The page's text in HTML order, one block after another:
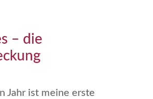
– die
Jahr ist meine erste